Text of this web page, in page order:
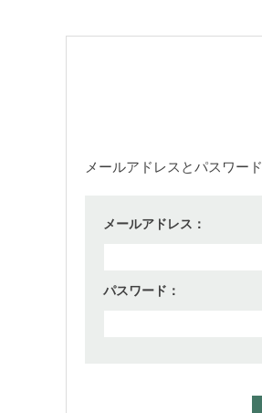
メールアドレス とパスワード
メールアドレス：
パスワード：